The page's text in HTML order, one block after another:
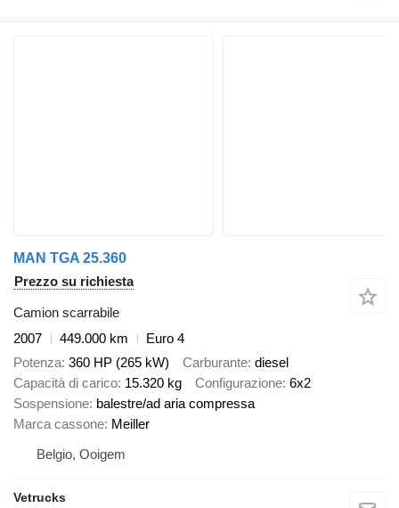
MAN TGA 25.360
Prezzo su richiesta
Camion scarrabile
2007
449.000 km
Euro 4
Potenza 360 HP (265 kW) Carburante diesel
Capacità di carico 15.320 kg Configurazione 6x2
Sospensione balestre/ad aria compressa
Marca cassone Meiller
Belgio, Ooigem
Vetrucks